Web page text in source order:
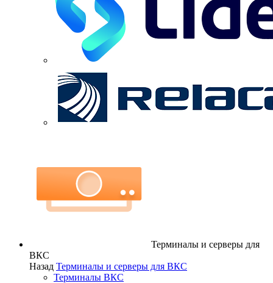
Терминалы и серверы для
ВКС
Назад Терминалы и серверы для ВКС
Терминалы ВКС